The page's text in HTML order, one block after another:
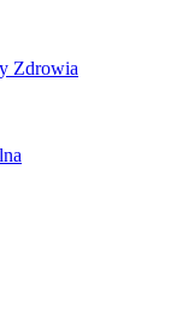
Zdrowia